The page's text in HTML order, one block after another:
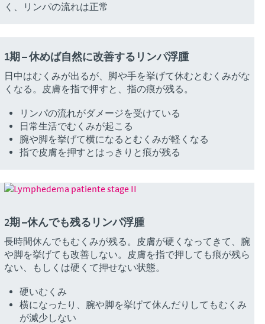
く、リンパの流れは正常
1期 – 休めば自然に改善するリンパ浮腫
日中はむくみが出るが、脚や手を挙げて休むとむくみがな
くなる。皮膚を指で押すと、指の痕が残る。
リンパの流れがダメージを受けている
日常生活でむくみが起こる
腕や脚を挙げて横になるとむくみが軽くなる
指で皮膚を押すとはっきりと痕が残る
2期 –休んでも残るリンパ浮腫
長時間休んでもむくみが残る。皮膚が硬くなってきて、腕
や脚を挙げても改善しない。皮膚を指で押しても痕が残ら
ない、もしくは硬くて押せない状態。
硬いむくみ
横になったり、腕や脚を挙げて休んだりしてもむくみ
が減少しない